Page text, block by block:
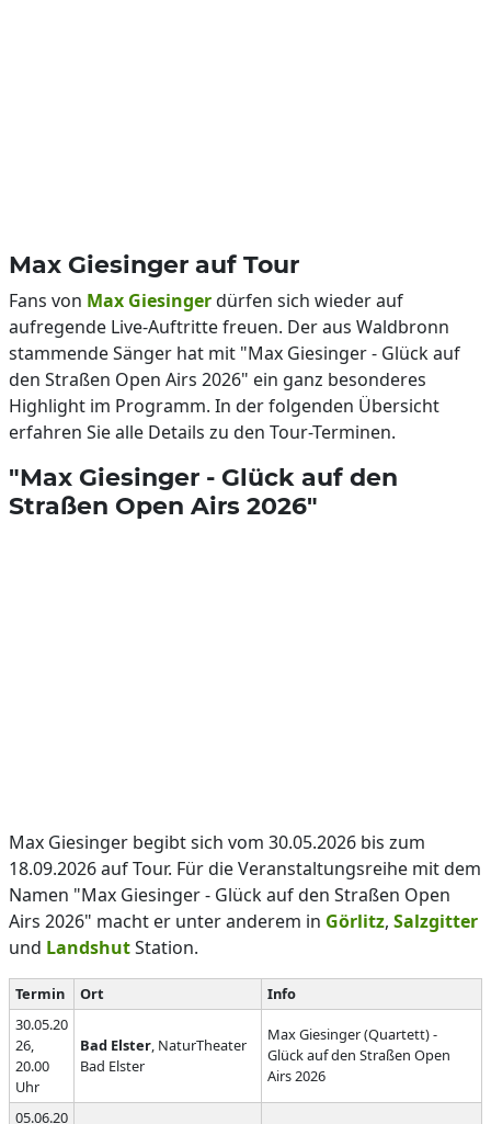
Max Giesinger auf Tour
Fans von Max Giesingerdürfen sich wieder auf
aufregende Live-Auftritte freuen. Der aus Waldbronn
stammende Sänger hat mit "Max Giesinger - Glück auf
den Straßen Open Airs 2026" ein ganz besonderes
Highlight im Programm. In der folgenden Übersicht
erfahren Sie alle Details zu den Tour-Terminen.
"Max Giesinger - Glück auf den
Straßen Open Airs 2026"
Max Giesinger begibt sich vom 30.05.2026 bis zum
18.09.2026 auf Tour. Für die Veranstaltungsreihe mit dem
Namen "Max Giesinger - Glück auf den Straßen Open
Airs 2026" macht er unter anderem in Görlitz, Salzgitter
und LandshutStation.
Termin Ort
Info
30.05.20
26,
20.00
Uhr
Bad Elster, NaturTheater
Bad Elster
Max Giesinger (Quartett) -
Glück auf den Straßen Open
Airs 2026
05.06.20